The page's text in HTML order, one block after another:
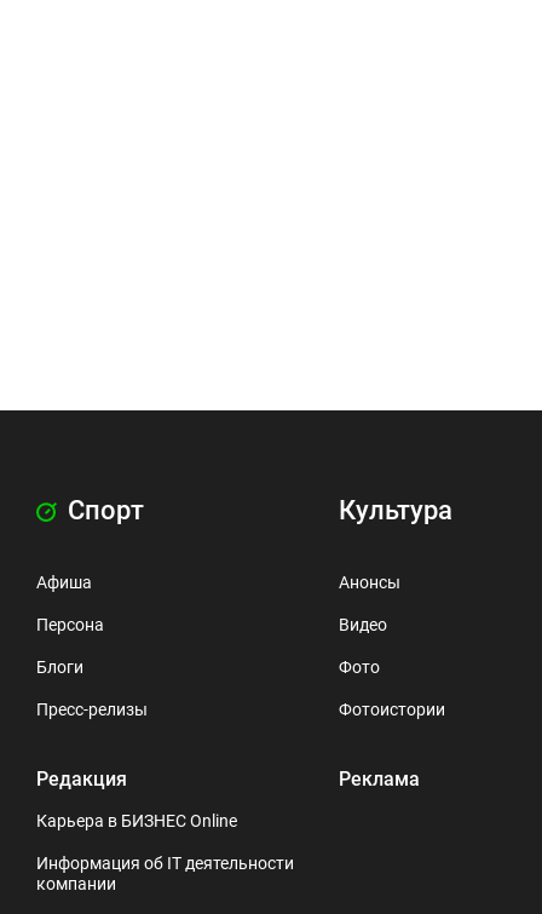
Спорт
Афиша
Персона
Блоги
Пресс-релизы
Редакция
Карьера в БИЗНЕС Online
Информация об IT деятельности
компании
Культура
Анонсы
Видео
Фото
Фотоистории
Реклама